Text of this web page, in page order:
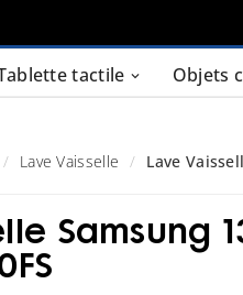
tactile Objets
Lave Vaisselle Lave
Samsung